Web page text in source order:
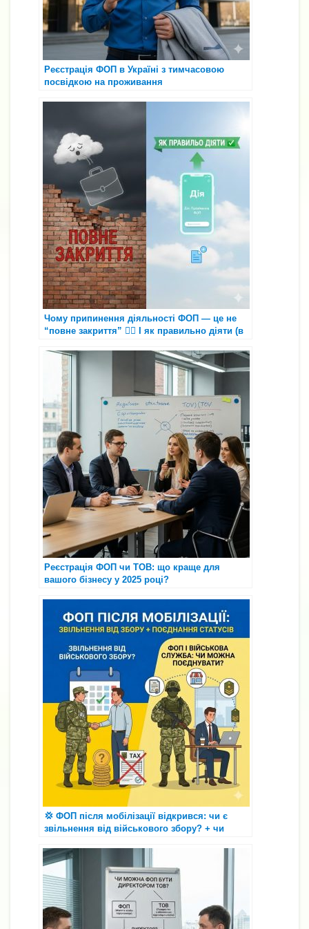
Реєстрація ФОП в Україні з тимчасовою
посвідкою на проживання
Чому припинення діяльності ФОП — це не
“повне закриття” 😮‍💨 І як правильно діяти (в
Реєстрація ФОП чи ТОВ: що краще для
вашого бізнесу у 2025 році?
💢 ФОП після мобілізації відкрився: чи є
звільнення від військового збору? + чи